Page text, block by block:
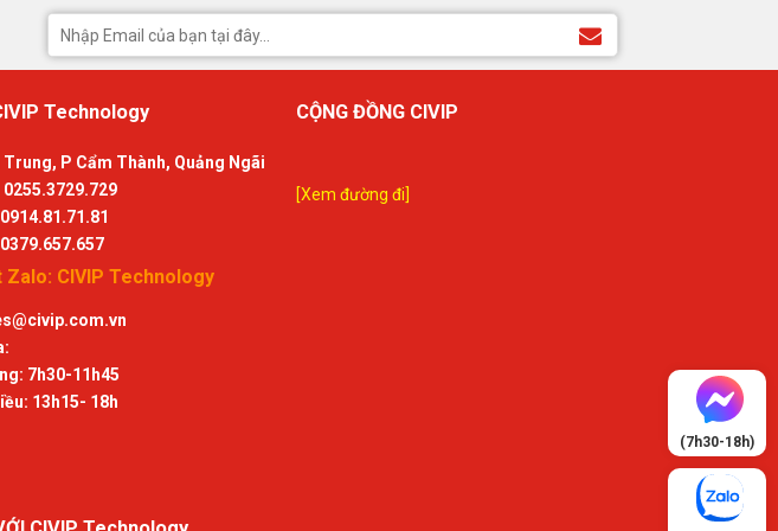
(7h30-18h)
mạnh mẽ và ổn
và công nghê đầu
xung
Cổng kết nối (Internal)
support(s) additional 4 USB 2.0
1 x M.2 Socket 3 with M key, type
2242/2260/2280/22110 storage
3.0 x 4 mode)
1 x M.2 Socket 3 with M key, type
Technology
Trung, P Cẩm Thành, Quảng Ngãi
Zalo: CIVIP Technology
7h30-11h45
13h15- 18h
CỘNG ĐỒNG CIVIP
[Xem đường đi]